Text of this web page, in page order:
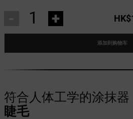
+
添加到购物车
符合人体工学的涂抹器
睫毛